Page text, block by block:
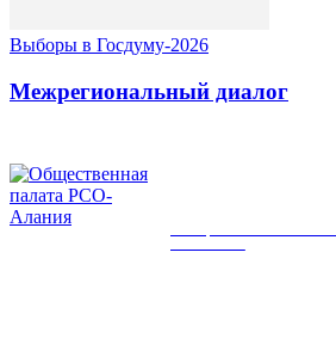
Выборы в Госдуму-2026
Межрегиональный диалог